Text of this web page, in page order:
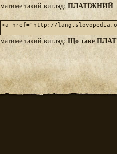
матиме такий вигляд: ПЛАТІЖНИЙ
матиме такий вигляд:Що таке